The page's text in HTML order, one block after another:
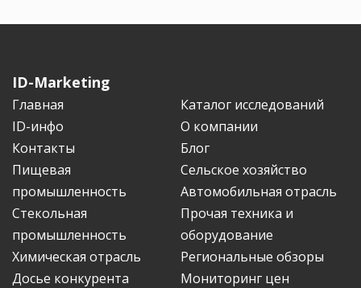
ID-Marketing
Главная
Каталог исследований
ID-инфо
О компании
Контакты
Блог
Пищевая
промышленность
Сельское хозяйство
Автомобильная отрасль
Стекольная
промышленность
Прочая техника и
оборудование
Химическая отрасль
Региональные обзоры
Досье конкурента
Мониторинг цен